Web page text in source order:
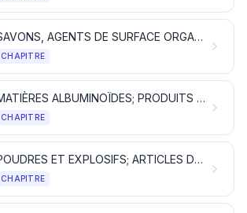
SAVONS, AGENTS DE SURFACE ORGANIQUES, PRÉPARATIONS POUR LESSIVES, PRÉPARATIONS LUBRIFIANTES, CIRES ARTIFICIELLES, CIRES PRÉPARÉES, PRODUITS D'ENTRETIEN, BOUGIES ET ARTICLES SIMILAIRES, PÂTES À MODELER, «CIRES POUR L'ART DENTAIRE» ET COMPOSITIONS POUR L'ART DENTAIRE À BASE DE PLÂTRE
CHAPITRE
MATIÈRES ALBUMINOÏDES; PRODUITS À BASE D'AMIDONS OU DE FÉCULES MODIFIÉS; COLLES; ENZYMES
CHAPITRE
POUDRES ET EXPLOSIFS; ARTICLES DE PYROTECHNIE; ALLUMETTES; ALLIAGES PYROPHORIQUES; MATIÈRES INFLAMMABLES
CHAPITRE